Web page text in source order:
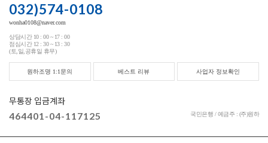
032)574-0108
wonha0108@naver.com
상담시간 10 : 00 ~ 17 : 00
점심시간 12 : 30 ~ 13 : 30
(토,일,공휴일 휴무)
원하조명 1:1문의 베스트 리뷰 사업자 정보확인
무통장 입금계좌
464401-04-117125 국민은행 / 예금주 : (주)원하